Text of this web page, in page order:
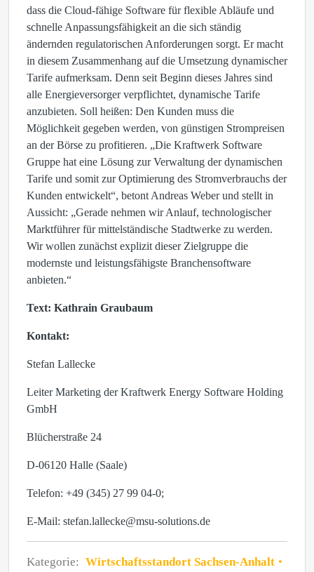
dass die Cloud-fähige Software für flexible Abläufe und
schnelle Anpassungsfähigkeit an die sich ständig
ändernden regulatorischen Anforderungen sorgt. Er macht
in diesem Zusammenhang auf die Umsetzung dynamischer
Tarife aufmerksam. Denn seit Beginn dieses Jahres sind
alle Energieversorger verpflichtet, dynamische Tarife
anzubieten. Soll heißen: Den Kunden muss die
Möglichkeit gegeben werden, von günstigen Strompreisen
an der Börse zu profitieren. „Die Kraftwerk Software
Gruppe hat eine Lösung zur Verwaltung der dynamischen
Tarife und somit zur Optimierung des Stromverbrauchs der
Kunden entwickelt“, betont Andreas Weber und stellt in
Aussicht: „Gerade nehmen wir Anlauf, technologischer
Marktführer für mittelständische Stadtwerke zu werden.
Wir wollen zunächst explizit dieser Zielgruppe die
modernste und leistungsfähigste Branchensoftware
anbieten.“
Text: Kathrain Graubaum
Kontakt:
Stefan Lallecke
Leiter Marketing der Kraftwerk Energy Software Holding
GmbH
Blücherstraße 24
D-06120 Halle (Saale)
Telefon: +49 (345) 27 99 04-0;
E-Mail: stefan.lallecke@msu-solutions.de
Kategorie: Wirtschaftsstandort Sachsen-Anhalt